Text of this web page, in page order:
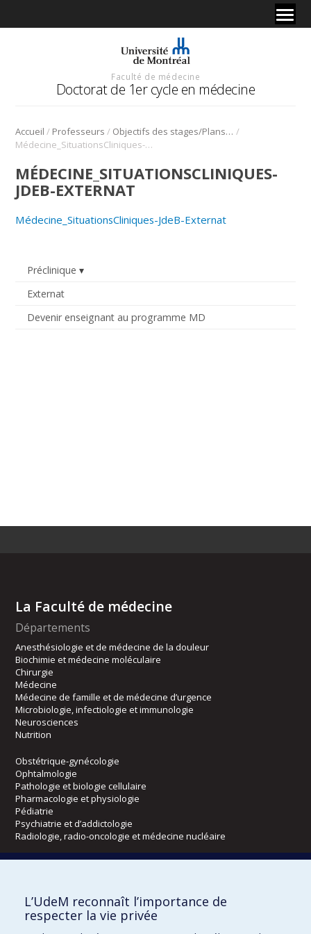
Faculté de médecine
Doctorat de 1er cycle en médecine
Accueil / Professeurs / Objectifs des stages/Plans de cours /
Médecine_SituationsCliniques-JdeB-Externat
Préclinique
Externat
Devenir enseignant au programme MD
MÉDECINE_SITUATIONSCLINIQUES-
JDEB-EXTERNAT
Médecine_SituationsCliniques-JdeB-Externat
La Faculté de médecine
Départements
Anesthésiologie et de médecine de la douleur
Biochimie et médecine moléculaire
Chirurgie
Médecine
Médecine de famille et de médecine d’urgence
Microbiologie, infectiologie et immunologie
Neurosciences
Nutrition
Obstétrique-gynécologie
Ophtalmologie
Pathologie et biologie cellulaire
Pharmacologie et physiologie
Pédiatrie
Psychiatrie et d’addictologie
Radiologie, radio-oncologie et médecine nucléaire
Kinésiologie et des sciences de l’activité physique
Orthophonie et audiologie
L’UdeM reconnaît l’importance de
respecter la vie privée